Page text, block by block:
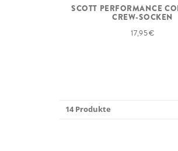
SCOTT PERFORMANCE
CREW-SOCKEN
17,95 €
14 Produkte